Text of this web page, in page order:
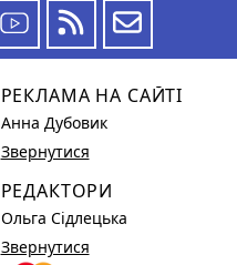
РЕКЛАМА НА САЙТІ
Анна Дубовик
Звернутися
РЕДАКТОРИ
Ольга Сідлецька
Звернутися